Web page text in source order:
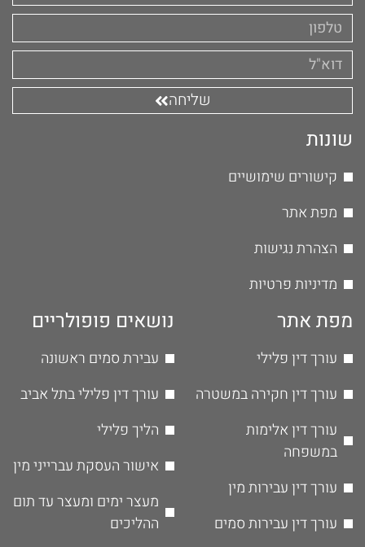
שליחה
שונות
קישורים שימושיים
מפת אתר
הצהרת נגישות
מדיניות פרטיות
מפת אתר
עורך דין פלילי
עורך דין חקירה במשטרה
עורך דין אלימות
במשפחה
עורך דין עבירות מין
עורך דין עבירות סמים
נושאים פופולריים
עבירת סמים ראשונה
עורך דין פלילי בתל אביב
הליך פלילי
אישור העסקת עברייני מין
מעצר ימים ומעצר עד תום
ההליכים